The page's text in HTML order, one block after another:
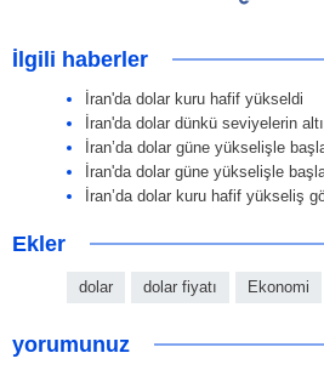
İlgili haberler
İran'da dolar kuru hafif yükseldi
İran'da dolar dünkü seviyelerin
İran’da dolar güne yükselişle
İran'da dolar güne yükselişle
İran’da dolar kuru hafif yükseliş
Ekler
dolar dolar fiyatı Ekonomi
yorumunuz